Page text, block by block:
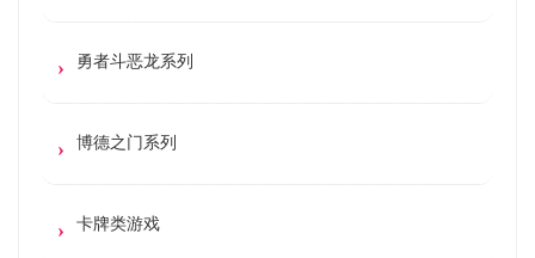
勇者斗恶龙系列
博德之门系列
卡牌类游戏